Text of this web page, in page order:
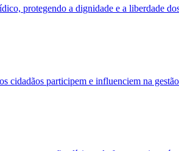
protegendo a dignidade e a liberdade
cidadãos participem e influenciem na